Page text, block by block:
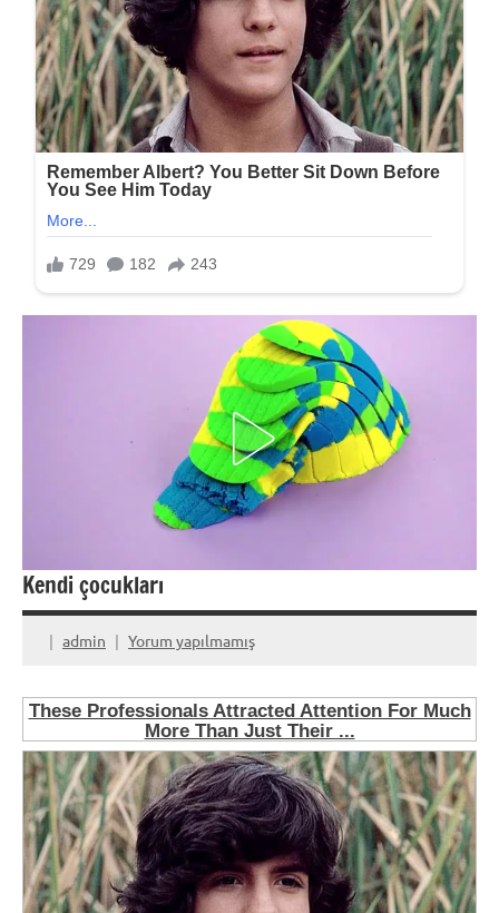
Kendi çocukları
admin Yorum yapılmamış